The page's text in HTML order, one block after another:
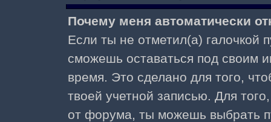
Почему меня автоматически
Если ты не отметил(а) галочкой
сможешь оставаться под своим
время. Это сделано для того,
твоей учетной записью. Для
от форума, ты можешь выбрать